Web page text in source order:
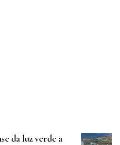
da luz verde a